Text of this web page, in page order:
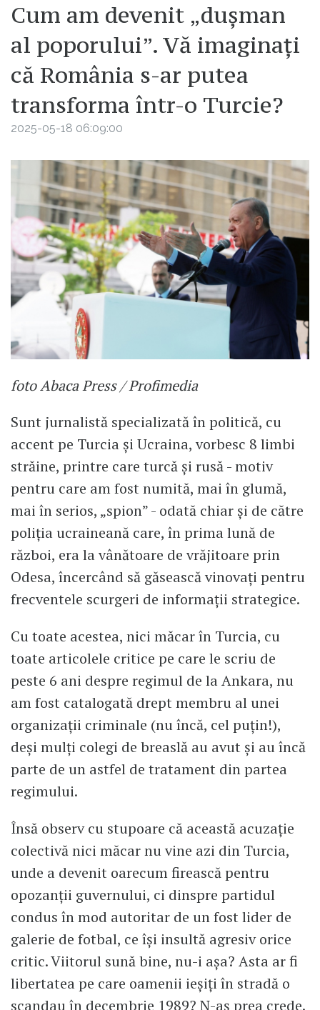
Cum am devenit „dușman
al poporului”. Vă imaginați
că România s-ar putea
transforma într-o Turcie?
2025-05-18 06:09:00
foto Abaca Press / Profimedia
Sunt jurnalistă specializată în politică, cu
accent pe Turcia și Ucraina, vorbesc 8 limbi
străine, printre care turcă și rusă - motiv
pentru care am fost numită, mai în glumă,
mai în serios, „spion” - odată chiar și de către
poliția ucraineană care, în prima lună de
război, era la vânătoare de vrăjitoare prin
Odesa, încercând să găsească vinovați pentru
frecventele scurgeri de informații strategice.
Cu toate acestea, nici măcar în Turcia, cu
toate articolele critice pe care le scriu de
peste 6 ani despre regimul de la Ankara, nu
am fost catalogată drept membru al unei
organizații criminale (nu încă, cel puțin!),
deși mulți colegi de breaslă au avut și au încă
parte de un astfel de tratament din partea
regimului.
Însă observ cu stupoare că această acuzație
colectivă nici măcar nu vine azi din Turcia,
unde a devenit oarecum firească pentru
opozanții guvernului, ci dinspre partidul
condus în mod autoritar de un fost lider de
galerie de fotbal, ce își insultă agresiv orice
critic. Viitorul sună bine, nu-i așa? Asta ar fi
libertatea pe care oamenii ieșiți în stradă o
scandau în decembrie 1989? N-aș prea crede.